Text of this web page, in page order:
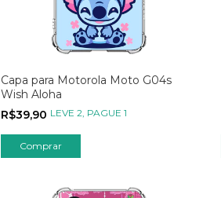
Capa para Motorola Moto G04s
Wish Aloha
R$39,90 LEVE 2, PAGUE 1
Comprar